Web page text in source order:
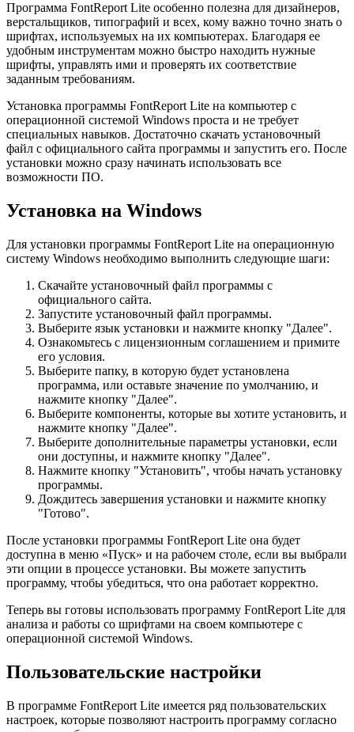
Программа FontReport Lite особенно полезна для дизайнеров,
верстальщиков, типографий и всех, кому важно точно знать о
шрифтах, используемых на их компьютерах. Благодаря ее
удобным инструментам можно быстро находить нужные
шрифты, управлять ими и проверять их соответствие
заданным требованиям.
Установка программы FontReport Lite на компьютер с
операционной системой Windows проста и не требует
специальных навыков. Достаточно скачать установочный
файл с официального сайта программы и запустить его. После
установки можно сразу начинать использовать все
возможности ПО.
Установка на Windows
Для установки программы FontReport Lite на операционную
систему Windows необходимо выполнить следующие шаги:
Скачайте установочный файл программы с
официального сайта.
Запустите установочный файл программы.
Выберите язык установки и нажмите кнопку "Далее".
Ознакомьтесь с лицензионным соглашением и примите
его условия.
Выберите папку, в которую будет установлена
программа, или оставьте значение по умолчанию, и
нажмите кнопку "Далее".
Выберите компоненты, которые вы хотите установить, и
нажмите кнопку "Далее".
Выберите дополнительные параметры установки, если
они доступны, и нажмите кнопку "Далее".
Нажмите кнопку "Установить", чтобы начать установку
программы.
Дождитесь завершения установки и нажмите кнопку
"Готово".
После установки программы FontReport Lite она будет
доступна в меню «Пуск» и на рабочем столе, если вы выбрали
эти опции в процессе установки. Вы можете запустить
программу, чтобы убедиться, что она работает корректно.
Теперь вы готовы использовать программу FontReport Lite для
анализа и работы со шрифтами на своем компьютере с
операционной системой Windows.
Пользовательские настройки
В программе FontReport Lite имеется ряд пользовательских
настроек, которые позволяют настроить программу согласно